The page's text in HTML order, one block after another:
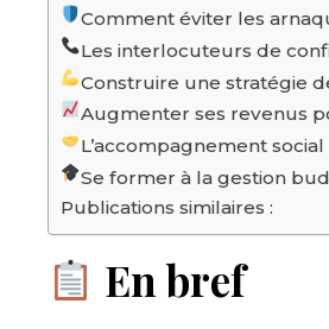
Comment éviter les
Les interlocuteurs de
Construire une stratégie
Augmenter ses revenus
L’accompagnement
Se former à la gestion
Publications similaires :
En bref